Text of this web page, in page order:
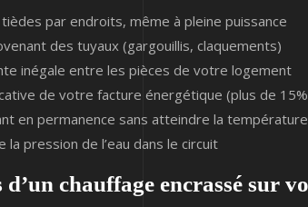
par endroits, même à pleine puissance
des tuyaux (gargouillis, claquements)
inégale entre les pièces de votre logement
de votre facture énergétique (plus de
en permanence sans atteindre la
la pression de l’eau dans le circuit
chauffage encrassé sur